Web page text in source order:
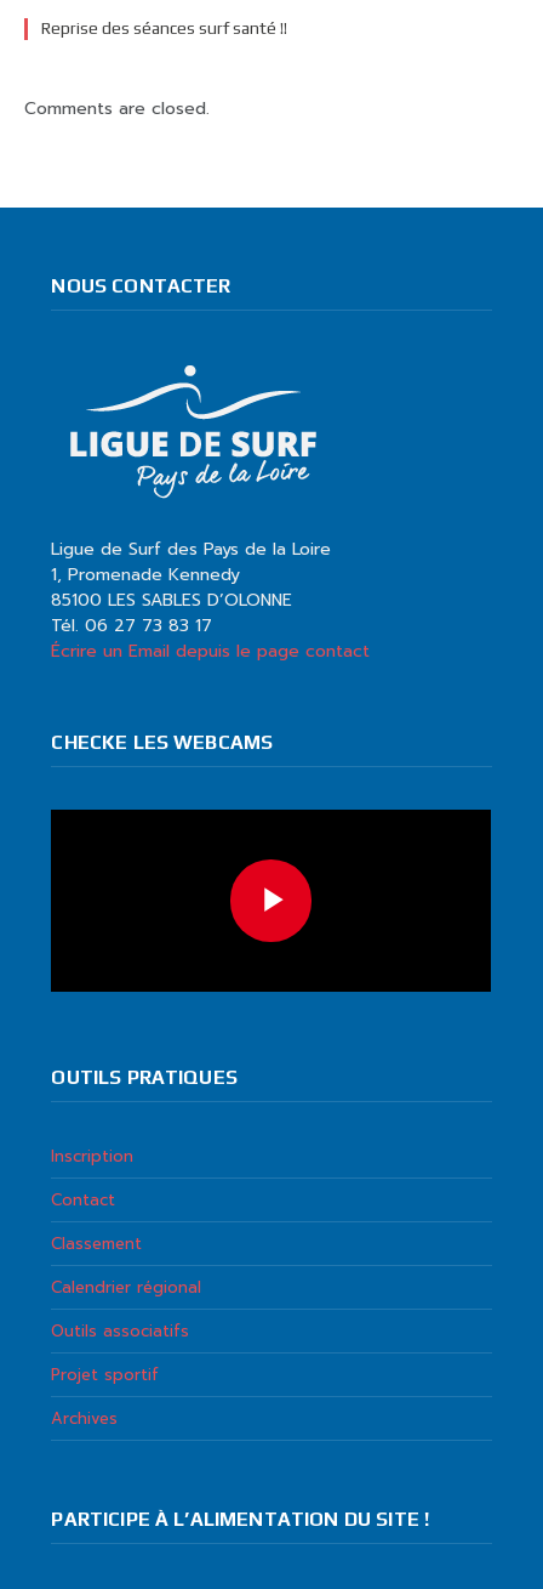
Reprise des séances surf santé !!
Comments are closed.
NOUS CONTACTER
Ligue de Surf des Pays de la Loire
1, Promenade Kennedy
85100 LES SABLES D’OLONNE
Tél. 06 27 73 83 17
Écrire un Email depuis le page contact
CHECKE LES WEBCAMS
OUTILS PRATIQUES
Inscription
Contact
Classement
Calendrier régional
Outils associatifs
Projet sportif
Archives
PARTICIPE À L’ALIMENTATION DU SITE !